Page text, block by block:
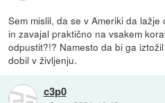
Sem mislil, da se v Ameriki da
in zavajal praktično na vsakem
odpustit?!? Namesto da bi ga
dobil v življenju.
c3p0